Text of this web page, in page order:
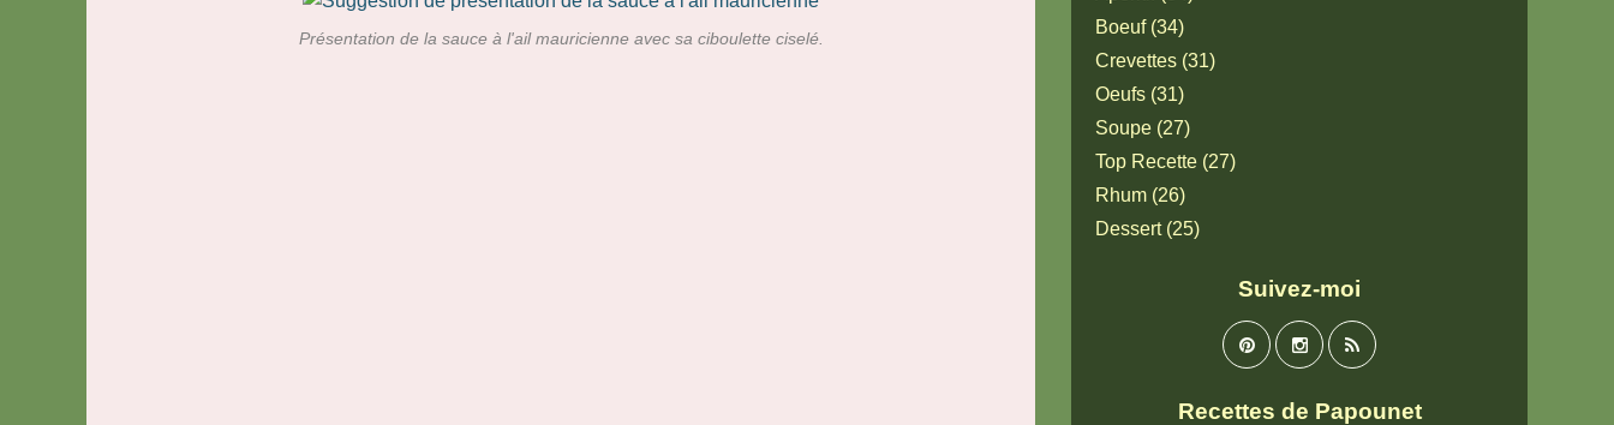
Présentation de la sauce à l'ail mauricienne avec sa ciboulette ciselé.
Boeuf (34)
Crevettes (31)
Oeufs (31)
Soupe (27)
Top Recette (27)
Rhum (26)
Dessert (25)
Suivez-moi
Recettes de Papounet